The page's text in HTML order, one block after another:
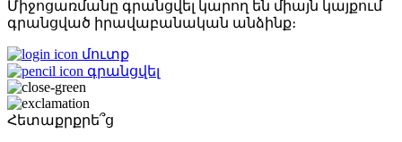
Միջոցառմանը գրանցվել կարող են միայն կայքում
գրանցված իրավաբանական անձինք։
մուտք
գրանցվել
Հետաքրքրե՞ց